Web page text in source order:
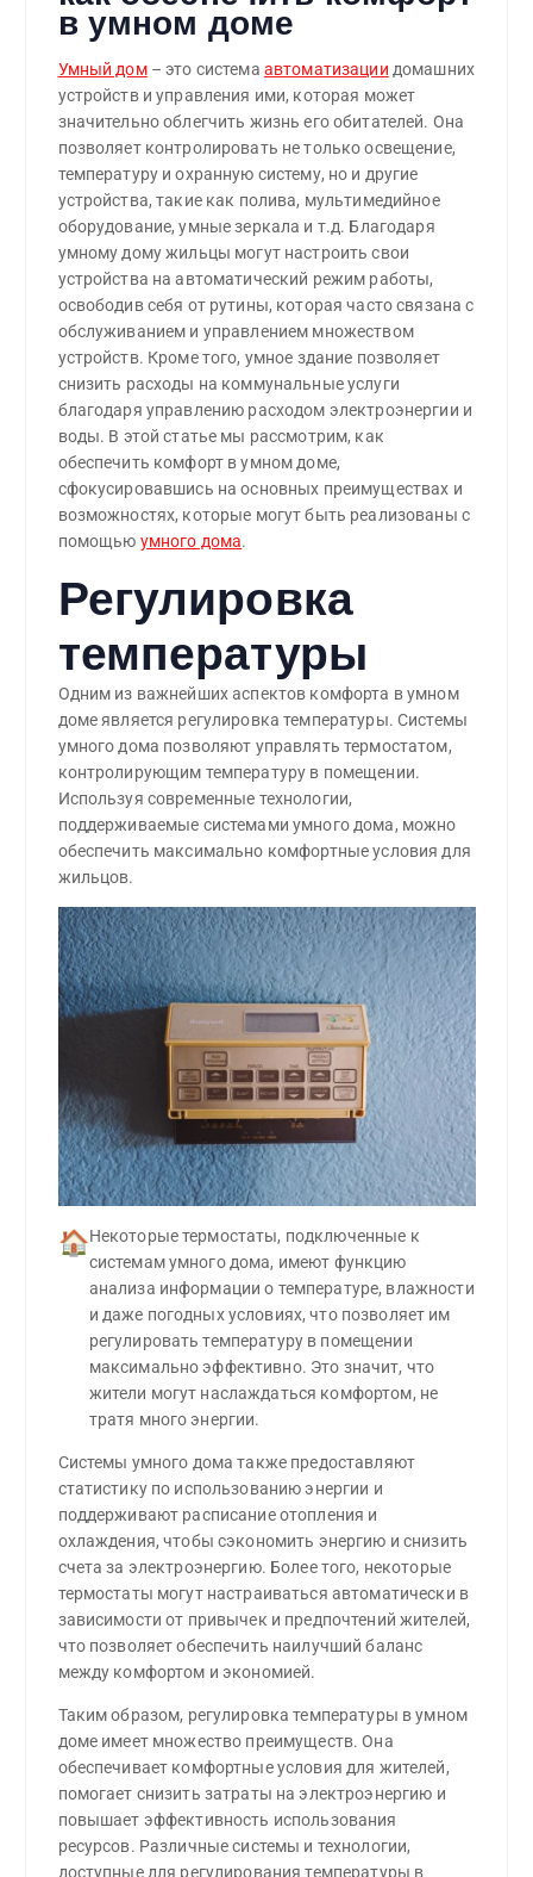
в умном доме
Умный дом– это система автоматизации домашних
устройств и управления ими, которая может
значительно облегчить жизнь его обитателей. Она
позволяет контролировать не только освещение,
температуру и охранную систему, но и другие
устройства, такие как полива, мультимедийное
оборудование, умные зеркала и т.д. Благодаря
умному дому жильцы могут настроить свои
устройства на автоматический режим работы,
освободив себя от рутины, которая часто связана с
обслуживанием и управлением множеством
устройств. Кроме того, умное здание позволяет
снизить расходы на коммунальные услуги
благодаря управлению расходом электроэнергии и
воды. В этой статье мы рассмотрим, как
обеспечить комфорт в умном доме,
сфокусировавшись на основных преимуществах и
возможностях, которые могут быть реализованы с
помощью умного дома.
Регулировка
температуры
Одним из важнейших аспектов комфорта в умном
доме является регулировка температуры. Системы
умного дома позволяют управлять термостатом,
контролирующим температуру в помещении.
Используя современные технологии,
поддерживаемые системами умного дома, можно
обеспечить максимально комфортные условия для
жильцов.
🏠Некоторые термостаты, подключенные к
системам умного дома, имеют функцию
анализа информации о температуре, влажности
и даже погодных условиях, что позволяет им
регулировать температуру в помещении
максимально эффективно. Это значит, что
жители могут наслаждаться комфортом, не
тратя много энергии.
Системы умного дома также предоставляют
статистику по использованию энергии и
поддерживают расписание отопления и
охлаждения, чтобы сэкономить энергию и снизить
счета за электроэнергию. Более того, некоторые
термостаты могут настраиваться автоматически в
зависимости от привычек и предпочтений жителей,
что позволяет обеспечить наилучший баланс
между комфортом и экономией.
Таким образом, регулировка температуры в умном
доме имеет множество преимуществ. Она
обеспечивает комфортные условия для жителей,
помогает снизить затраты на электроэнергию и
повышает эффективность использования
ресурсов. Различные системы и технологии,
доступные для регулирования температуры в